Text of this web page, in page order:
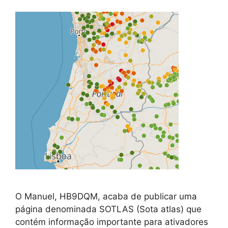
O Manuel, HB9DQM, acaba de publicar uma
página denominada SOTLAS (Sota atlas) que
contém informação importante para ativadores